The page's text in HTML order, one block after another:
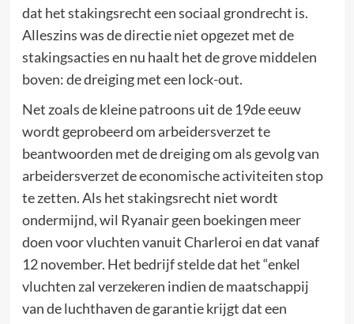
dat het stakingsrecht een sociaal grondrecht is.
Alleszins was de directie niet opgezet met de
stakingsacties en nu haalt het de grove middelen
boven: de dreiging met een lock-out.
Net zoals de kleine patroons uit de 19de eeuw
wordt geprobeerd om arbeidersverzet te
beantwoorden met de dreiging om als gevolg van
arbeidersverzet de economische activiteiten stop
te zetten. Als het stakingsrecht niet wordt
ondermijnd, wil Ryanair geen boekingen meer
doen voor vluchten vanuit Charleroi en dat vanaf
12 november. Het bedrijf stelde dat het “enkel
vluchten zal verzekeren indien de maatschappij
van de luchthaven de garantie krijgt dat een